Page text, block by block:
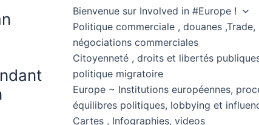
Bienvenue sur Involved in #Europe !
Politique commerciale , douanes ,Trade,
négociations commerciales
Citoyenneté , droits et libertés
politique migratoire
Europe ~ Institutions européennes,
équilibres politiques, lobbying et
Cartes , Infographies, videos